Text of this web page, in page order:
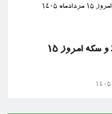
قیمت بازگشایی بازار طلا و سکه امروز ۱۵